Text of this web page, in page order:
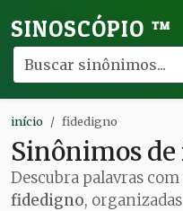
SINOSCÓPIO ™
início fidedigno
Sinônimos de
Descubra palavras com
fidedigno,